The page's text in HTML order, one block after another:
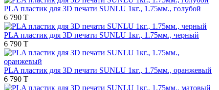
PLA пластик для 3D печати SUNLU 1кг., 1.75мм., голубой
6 790 T
PLA пластик для 3D печати SUNLU 1кг., 1.75мм., черный
6 790 T
PLA пластик для 3D печати SUNLU 1кг., 1.75мм., оранжевый
6 790 T